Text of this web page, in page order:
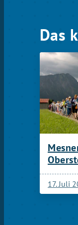
Das
17. Juli